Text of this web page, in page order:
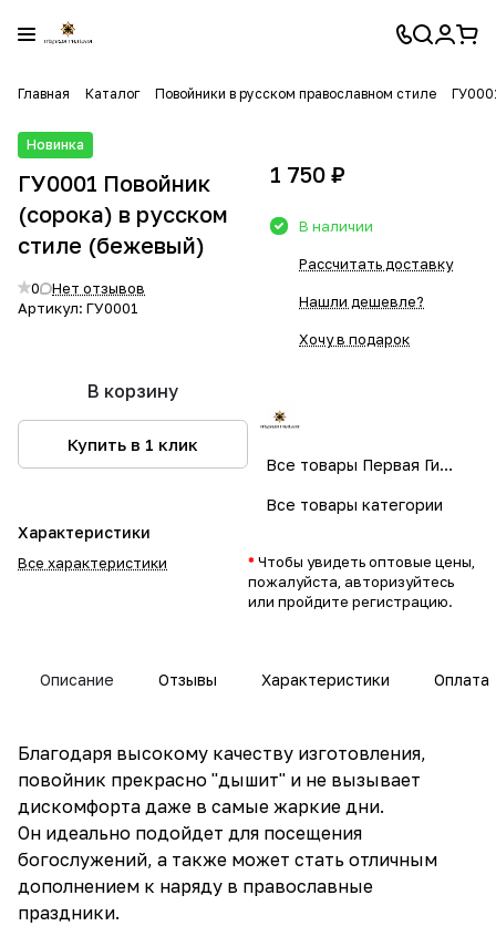
Главная Каталог Повойники в русском православном стиле
Новинка
ГУ0001 Повойник
(сорока) в русском
стиле (бежевый)
0
Нет отзывов
Артикул: ГУ0001
В корзину
Купить в 1 клик
Характеристики
Все характеристики
1 750 ₽
В наличии
Рассчитать доставку
Нашли дешевле?
Хочу в подарок
Все товары Первая Гильдия
Все товары категории
*Чтобы увидеть оптовые цены,
пожалуйста, авторизуйтесь
или пройдите регистрацию.
Описание Отзывы Характеристики Оплата
Благодаря высокому качеству изготовления,
повойник прекрасно "дышит" и не вызывает
дискомфорта даже в самые жаркие дни.
Он идеально подойдет для посещения
богослужений, а также может стать отличным
дополнением к наряду в православные
праздники.